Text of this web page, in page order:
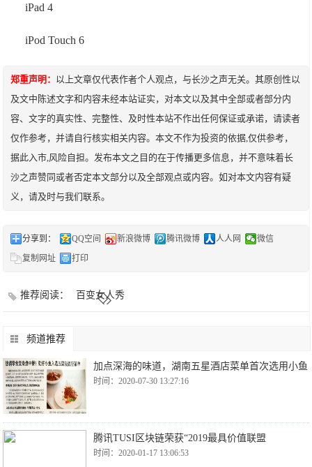
iPad 4
iPod Touch 6
郑重声明： 以上文章仅代表作者个人观点，与长沙之声无关。其原创性以
及文中陈述文字和内容未经本站证实，对本文以及其中全部或者部分内
容、文字的真实性、完整性、及时性本站不作出任何保证或承诺，请读者
仅作参考，并请自行核实相关内容。本文不作为投资的依据,仅供参考，
据此入市,风险自担。发布本文之目的在于传播更多信息，并不意味着长
沙之声赞同或者否定本文部分以及全部观点或内容。如对本文内容有疑
义，请及时与我们联系。
分享到： QQ空间 新浪微博 腾讯微博 人人网
微信
复制网址
打印
推荐阅读： 百变女人秀
频道推荐
加点深海的味道，湖南五星酒店菜单首次选用小鱼
时间：2020-07-30 13:27:16
腾讯TUSI区块链荣获“2019最具价值联盟
时间：2020-01-17 13:06:53